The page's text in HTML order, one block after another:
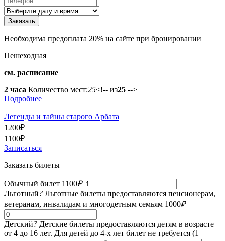
Необходима предоплата 20% на сайте при бронировании
Пешеходная
см. расписание
2 часа Количество мест:25<!-- из25 -->
Подробнее
Легенды и тайны старого Арбата
1200₽
1100₽
Записаться
Заказать билеты
Обычный билет 1100₽
Льготный? Льготные билеты предоставляются пенсионерам,
ветеранам, инвалидам и многодетным семьям 1000₽
Детский? Детские билеты предоставляются детям в возрасте
от 4 до 16 лет. Для детей до 4-х лет билет не требуется (1